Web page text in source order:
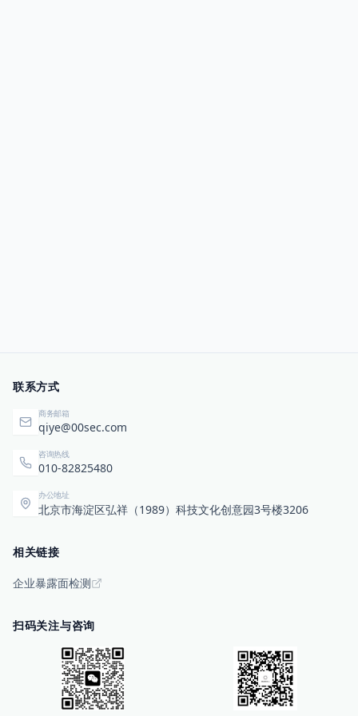
联系方式
商务邮箱
qiye@00sec.com
咨询热线
010-82825480
办公地址
北京市海淀区弘祥（1989）科技文化创意园3号楼3206
相关链接
企业暴露面检测
扫码关注与咨询